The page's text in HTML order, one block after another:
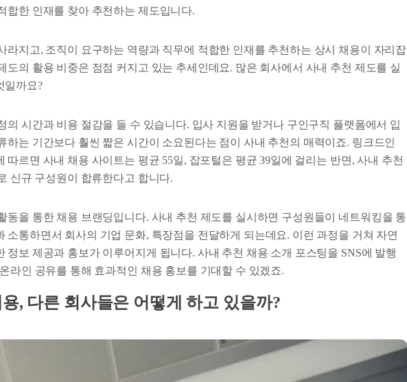
합한 인재를 찾아 추천하는 제도입니다.
라지고, 조직이 요구하는 역량과 직무에 적합한 인재를 추천하는 상시 채용이 자리잡
도의 활용 비중은 점점 커지고 있는 추세인데요. 많은 회사에서 사내 추천 제도를 실
일까요?
의 시간과 비용 절감을 들 수 있습니다. 입사 지원을 받거나 구인구직 플랫폼에서 입
하는 기간보다 훨씬 짧은 시간이 소요된다는 점이 사내 추천의 매력이죠. 링크드인
따르면 사내 채용 사이트는 평균 55일, 잡포털은 평균 39일에 걸리는 반면, 사내 추천
신규 구성원이 합류한다고 합니다.
동을 통한 채용 브랜딩입니다. 사내 추천 제도를 실시하면 구성원들이 네트워킹을 통
소통하면서 회사의 기업 문화, 특장점을 전달하게 되는데요. 이런 과정을 거쳐 자연
정보 제공과 홍보가 이루어지게 됩니다. 사내 추천 채용 소개 포스팅을 SNS에 발행
라인 공유를 통해 효과적인 채용 홍보를 기대할 수 있겠죠.
, 다른 회사들은 어떻게 하고 있을까?